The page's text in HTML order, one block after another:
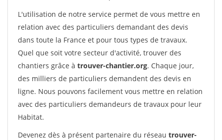
L'utilisation de notre service permet de vous mettre en
relation avec des particuliers demandant des devis
dans toute la France et pour tous types de travaux.
Quel que soit votre secteur d'activité, trouver des
chantiers grâce à trouver-chantier.org. Chaque jour,
des milliers de particuliers demandent des devis en
ligne. Nous pouvons facilement vous mettre en relation
avec des particuliers demandeurs de travaux pour leur
Habitat.
Devenez dès à présent partenaire du réseau trouver-